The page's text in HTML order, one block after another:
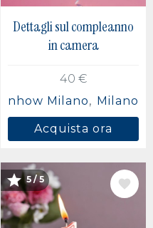
Dettagli sul compleanno
in camera
40 €
nhow Milano
Milano
Acquista ora
IMMAGINE
5 / 5